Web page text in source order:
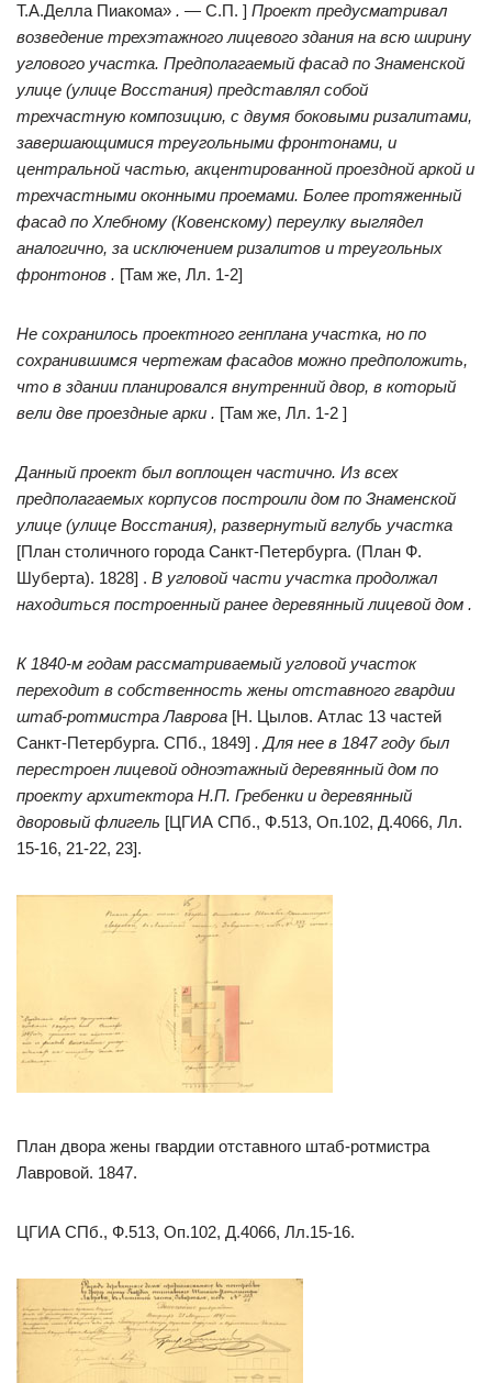
Т.А.Делла Пиакома» . — С.П. ] Проект предусматривал
возведение трехэтажного лицевого здания на всю ширину
углового участка. Предполагаемый фасад по Знаменской
улице (улице Восстания) представлял собой
трехчастную композицию, с двумя боковыми ризалитами,
завершающимися треугольными фронтонами, и
центральной частью, акцентированной проездной аркой и
трехчастными оконными проемами. Более протяженный
фасад по Хлебному (Ковенскому) переулку выглядел
аналогично, за исключением ризалитов и треугольных
фронтонов . [Там же, Лл. 1-2]
Не сохранилось проектного генплана участка, но по
сохранившимся чертежам фасадов можно предположить,
что в здании планировался внутренний двор, в который
вели две проездные арки . [Там же, Лл. 1-2 ]
Данный проект был воплощен частично. Из всех
предполагаемых корпусов построили дом по Знаменской
улице (улице Восстания), развернутый вглубь участка
[План столичного города Санкт-Петербурга. (План Ф.
Шуберта). 1828] . В угловой части участка продолжал
находиться построенный ранее деревянный лицевой дом .
К 1840-м годам рассматриваемый угловой участок
переходит в собственность жены отставного гвардии
штаб-ротмистра Лаврова [Н. Цылов. Атлас 13 частей
Санкт-Петербурга. СПб., 1849] . Для нее в 1847 году был
перестроен лицевой одноэтажный деревянный дом по
проекту архитектора Н.П. Гребенки и деревянный
дворовый флигель [ЦГИА СПб., Ф.513, Оп.102, Д.4066, Лл.
15-16, 21-22, 23].
План двора жены гвардии отставного штаб-ротмистра
Лавровой. 1847.
ЦГИА СПб., Ф.513, Оп.102, Д.4066, Лл.15-16.